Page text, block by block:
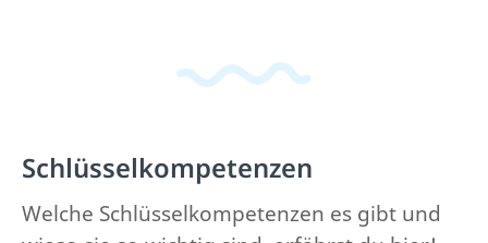
Schlüsselkompetenzen
Welche Schlüsselkompetenzen es gibt und